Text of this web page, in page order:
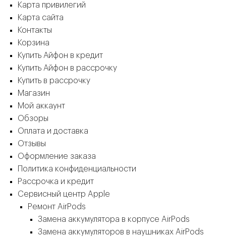
Карта привилегий
Карта сайта
Контакты
Корзина
Купить Айфон в кредит
Купить Айфон в рассрочку
Купить в рассрочку
Магазин
Мой аккаунт
Обзоры
Оплата и доставка
Отзывы
Оформление заказа
Политика конфиденциальности
Рассрочка и кредит
Сервисный центр Apple
Ремонт AirPods
Замена аккумулятора в корпусе AirPods
Замена аккумуляторов в наушниках AirPods